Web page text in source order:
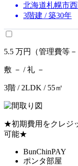
北海道札幌市
3階建 / 築30年
5.5 万円 （管理費等－
敷 － / 礼 －
3階 / 2LDK / 55㎡
★初期費用をクレジ
可能★
BunChinPAY
ポンタ部屋